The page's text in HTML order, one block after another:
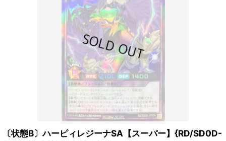
〔状態B〕ハーピィレジーナSA【スーパー】{RD/SD0D-